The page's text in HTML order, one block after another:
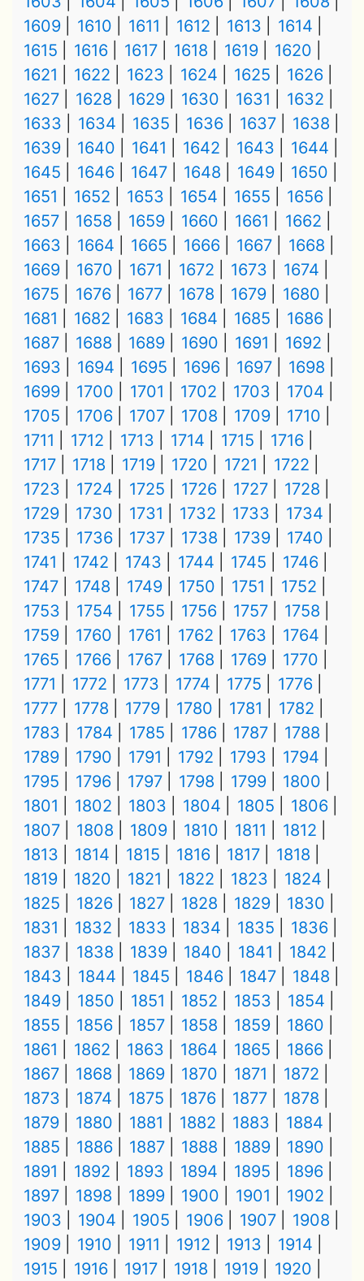
1609
1610 1611 1612 1613
1614
1615
1616 1617 1618 1619
1620
1621
1622 1623 1624 1625
1626
1627
1628 1629 1630 1631
1632
1633
1634 1635 1636 1637
1638
1639
1640 1641 1642 1643
1644
1645
1646 1647 1648 1649
1650
1651
1652 1653 1654 1655
1656
1657
1658 1659 1660 1661
1662
1663
1664 1665 1666 1667
1668
1669
1670 1671 1672 1673
1674
1675
1676 1677 1678 1679
1680
1681
1682 1683 1684 1685
1686
1687
1688 1689 1690 1691
1692
1693
1694 1695 1696 1697
1698
1699
1700 1701 1702 1703
1704
1705
1706 1707 1708 1709
1710
1711
1712 1713 1714 1715
1716
1717
1718 1719 1720 1721
1722
1723
1724 1725 1726 1727
1728
1729
1730 1731 1732 1733
1734
1735
1736 1737 1738 1739
1740
1741
1742 1743 1744 1745
1746
1747
1748 1749 1750 1751
1752
1753
1754 1755 1756 1757
1758
1759
1760 1761 1762 1763
1764
1765
1766 1767 1768 1769
1770
1771
1772 1773 1774 1775
1776
1777
1778 1779 1780 1781
1782
1783
1784 1785 1786 1787
1788
1789
1790 1791 1792 1793
1794
1795
1796 1797 1798 1799
1800
1801
1802 1803 1804 1805
1806
1807
1808 1809 1810 1811
1812
1813
1814 1815 1816 1817
1818
1819
1820 1821 1822 1823
1824
1825
1826 1827 1828 1829
1830
1831
1832 1833 1834 1835
1836
1837
1838 1839 1840 1841
1842
1843
1844 1845 1846 1847
1848
1849
1850 1851 1852 1853
1854
1855
1856 1857 1858 1859
1860
1861
1862 1863 1864 1865
1866
1867
1868 1869 1870 1871
1872
1873
1874 1875 1876 1877
1878
1879
1880 1881 1882 1883
1884
1885
1886 1887 1888 1889
1890
1891
1892 1893 1894 1895
1896
1897
1898 1899 1900 1901
1902
1903
1904 1905 1906 1907
1908
1909
1910 1911 1912 1913
1914
1915
1916 1917 1918 1919
1920